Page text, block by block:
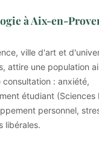
à Aix-en-
ville d'art et
attire une population
consultation : anxiété,
étudiant (Sciences
personnel,
libérales.